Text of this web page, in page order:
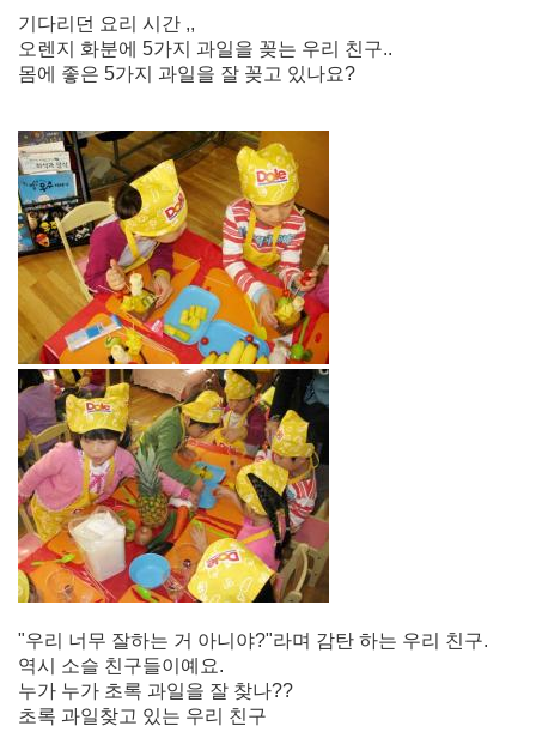
기다리던 요리 시간 ,,
오렌지 화분에 5가지 과일을 꽂는 우리 친구..
몸에 좋은 5가지 과일을 잘 꽂고 있나요?
"우리 너무 잘하는 거 아니야?"라며 감탄 하는 우리 친구.
역시 소슬 친구들이예요.
누가 누가 초록 과일을 잘 찾나??
초록 과일찾고 있는 우리 친구